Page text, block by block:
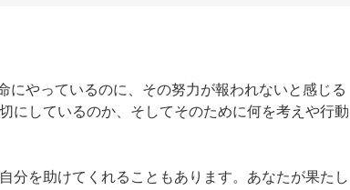
やっているのに、その努力が報われないと感じる
にしているのか、そしてそのために何を考えや行動
分を助けてくれることもあります。あなたが果たし